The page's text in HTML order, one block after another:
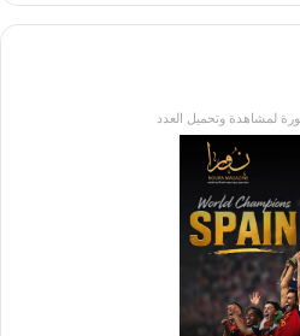
لمشاهدة وتحميل العدد